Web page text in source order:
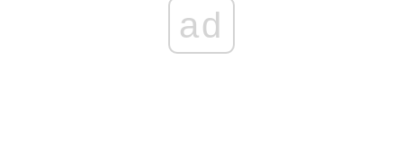
ad